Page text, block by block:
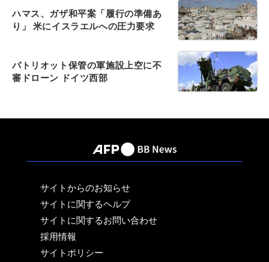
ハマス、ガザ和平案「履行の準備あ
り」 米にイスラエルへの圧力要求
パトリオット保管の軍施設上空に不
審ドローン ドイツ西部
サイトからのお知らせ
サイトに関するヘルプ
サイトに関するお問い合わせ
採用情報
サイトポリシー